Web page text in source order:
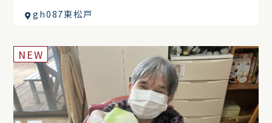
gh087東松戸
NEW